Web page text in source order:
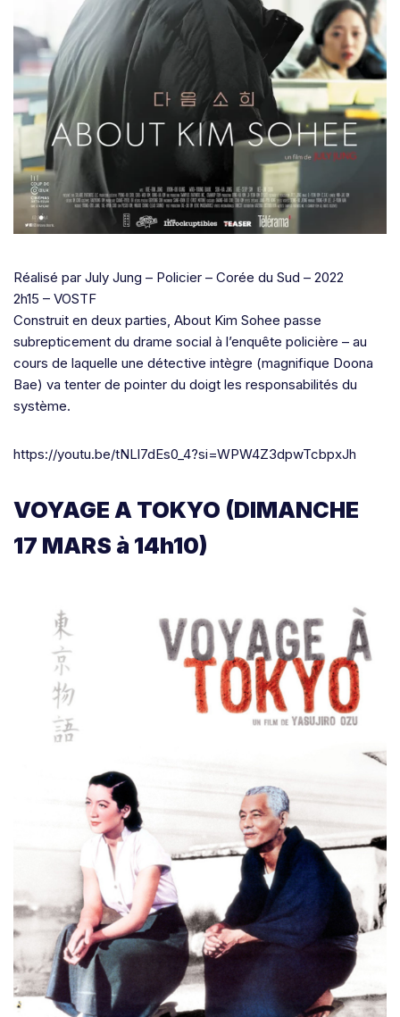
Réalisé par July Jung – Policier – Corée du Sud – 2022
2h15 – VOSTF
Construit en deux parties, About Kim Sohee passe
subrepticement du drame social à l’enquête policière – au
cours de laquelle une détective intègre (magnifique Doona
Bae) va tenter de pointer du doigt les responsabilités du
système.
https://youtu.be/tNLl7dEs0_4?si=WPW4Z3dpwTcbpxJh
VOYAGE A TOKYO (DIMANCHE
17 MARS à 14h10)